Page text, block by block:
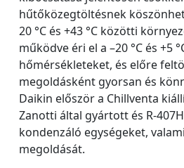
hűtőközegtöltésnek
20 °C és +43 °C közötti
működve éri el a –20 °C és +5
hőmérsékleteket, és előre
megoldásként gyorsan és
Daikin először a Chillventa
Zanotti által gyártott és R-
kondenzáló egységeket,
megoldását.